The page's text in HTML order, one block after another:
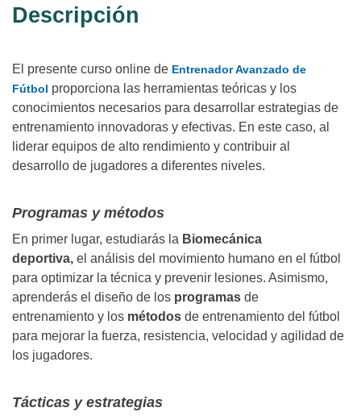
Descripción
El presente curso online de Entrenador Avanzado de
Fútbol proporciona las herramientas teóricas y los
conocimientos necesarios para desarrollar estrategias de
entrenamiento innovadoras y efectivas. En este caso, al
liderar equipos de alto rendimiento y contribuir al
desarrollo de jugadores a diferentes niveles.
Programas y métodos
En primer lugar, estudiarás la Biomecánica
deportiva, el análisis del movimiento humano en el fútbol
para optimizar la técnica y prevenir lesiones. Asimismo,
aprenderás el diseño de los programas de
entrenamiento y los métodos de entrenamiento del fútbol
para mejorar la fuerza, resistencia, velocidad y agilidad de
los jugadores.
Tácticas y estrategias